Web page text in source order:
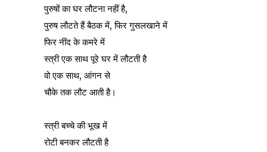
पुरुषों का घर लौटना नहीं है,
पुरुष लौटते हैं बैठक में, फिर गुसलखाने में
फिर नींद के कमरे में
स्त्री एक साथ पूरे घर में लौटती है
वो एक साथ, आंगन से
चौके तक लौट आती है।
स्त्री बच्चे की भूख में
रोटी बनकर लौटती है